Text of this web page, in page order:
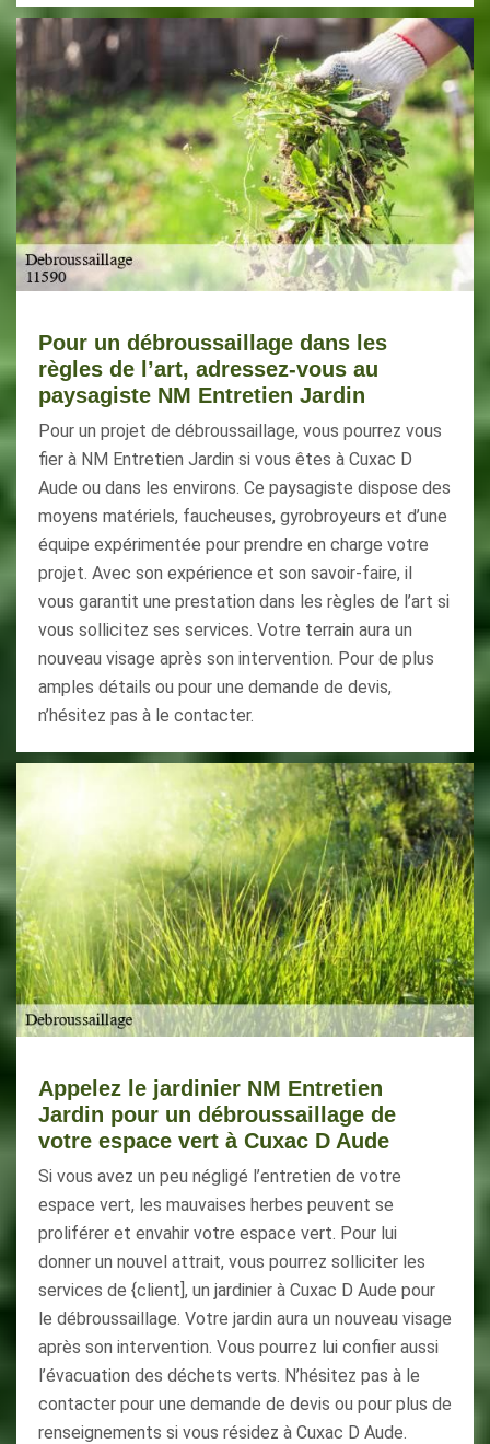
Pour un débroussaillage dans les
règles de l’art, adressez-vous au
paysagiste NM Entretien Jardin
Pour un projet de débroussaillage, vous pourrez vous
fier à NM Entretien Jardin si vous êtes à Cuxac D
Aude ou dans les environs. Ce paysagiste dispose des
moyens matériels, faucheuses, gyrobroyeurs et d’une
équipe expérimentée pour prendre en charge votre
projet. Avec son expérience et son savoir-faire, il
vous garantit une prestation dans les règles de l’art si
vous sollicitez ses services. Votre terrain aura un
nouveau visage après son intervention. Pour de plus
amples détails ou pour une demande de devis,
n’hésitez pas à le contacter.
Appelez le jardinier NM Entretien
Jardin pour un débroussaillage de
votre espace vert à Cuxac D Aude
Si vous avez un peu négligé l’entretien de votre
espace vert, les mauvaises herbes peuvent se
proliférer et envahir votre espace vert. Pour lui
donner un nouvel attrait, vous pourrez solliciter les
services de {client], un jardinier à Cuxac D Aude pour
le débroussaillage. Votre jardin aura un nouveau visage
après son intervention. Vous pourrez lui confier aussi
l’évacuation des déchets verts. N’hésitez pas à le
contacter pour une demande de devis ou pour plus de
renseignements si vous résidez à Cuxac D Aude.